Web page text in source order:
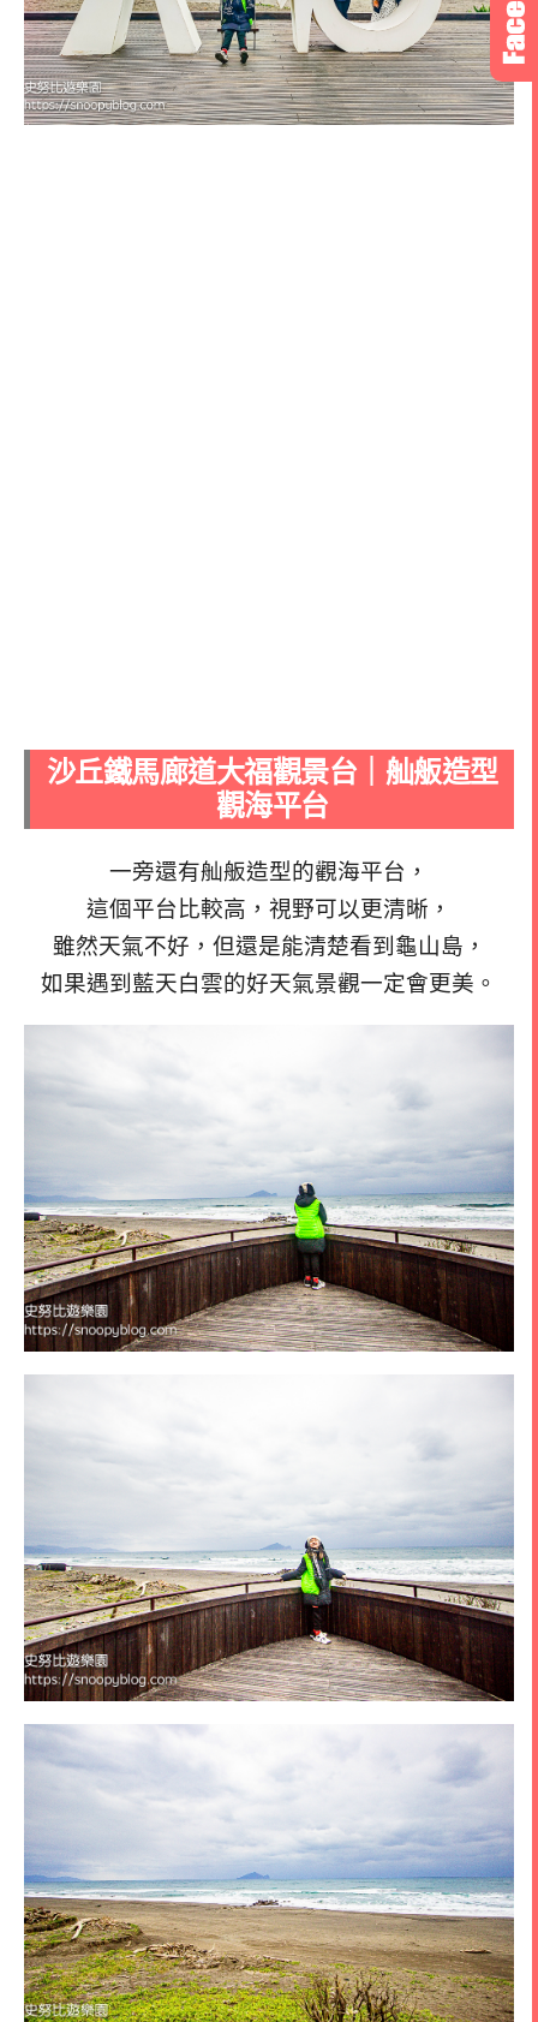
沙丘鐵馬廊道大福觀景台｜舢舨造型
觀海平台
一旁還有舢舨造型的觀海平台，
這個平台比較高，視野可以更清晰，
雖然天氣不好，但還是能清楚看到龜山島，
如果遇到藍天白雲的好天氣景觀一定會更美。